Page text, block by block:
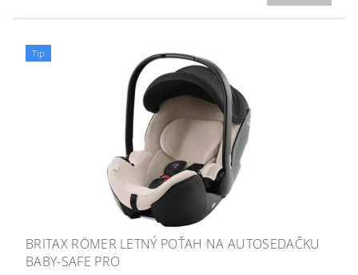
Tip
BRITAX RÖMER LETNÝ POŤAH NA AUTOSEDAČKU
BABY-SAFE PRO